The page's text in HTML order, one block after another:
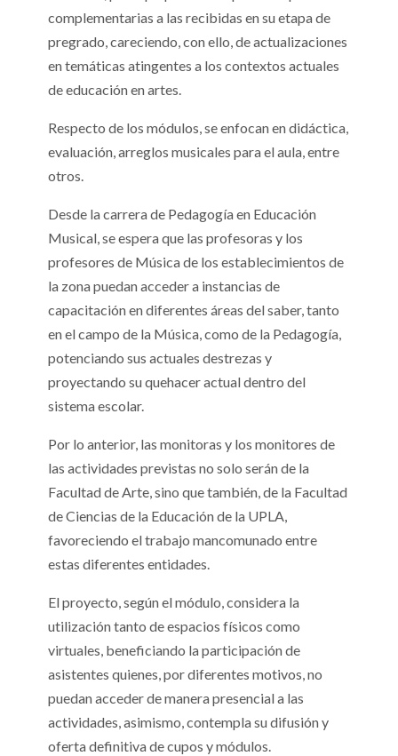
complementarias a las recibidas en su etapa de
pregrado, careciendo, con ello, de actualizaciones
en temáticas atingentes a los contextos actuales
de educación en artes.
Respecto de los módulos, se enfocan en didáctica,
evaluación, arreglos musicales para el aula, entre
otros.
Desde la carrera de Pedagogía en Educación
Musical, se espera que las profesoras y los
profesores de Música de los establecimientos de
la zona puedan acceder a instancias de
capacitación en diferentes áreas del saber, tanto
en el campo de la Música, como de la Pedagogía,
potenciando sus actuales destrezas y
proyectando su quehacer actual dentro del
sistema escolar.
Por lo anterior, las monitoras y los monitores de
las actividades previstas no solo serán de la
Facultad de Arte, sino que también, de la Facultad
de Ciencias de la Educación de la UPLA,
favoreciendo el trabajo mancomunado entre
estas diferentes entidades.
El proyecto, según el módulo, considera la
utilización tanto de espacios físicos como
virtuales, beneficiando la participación de
asistentes quienes, por diferentes motivos, no
puedan acceder de manera presencial a las
actividades, asimismo, contempla su difusión y
oferta definitiva de cupos y módulos.